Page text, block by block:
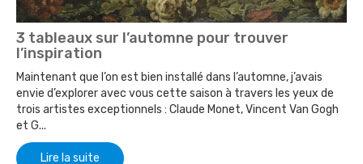
3 tableaux sur l’automne pour trouver
l’inspiration
Maintenant que l’on est bien installé dans l’automne, j’avais
envie d’explorer avec vous cette saison à travers les yeux de
trois artistes exceptionnels : Claude Monet, Vincent Van Gogh
et G...
Lire la suite